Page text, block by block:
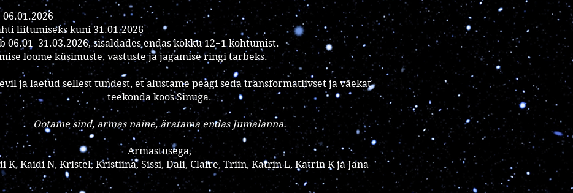
liitumiseks kuni 31.01.2026
06.01–31.03.2026, sisaldades endas kokku 12+1 kohtumist.
loome küsimuste, vastuste ja jagamise ringi tarbeks.
ja laetud sellest tundest, et alustame peagi seda transformatiivset ja väekat
teekonda koos Sinuga.
Ootame sind, armas naine, äratama endas Jumalanna.
Armastusega,
K, Kaidi N, Kristel, Kristiina, Sissi, Dali, Claire, Triin, Katrin L, Katrin K ja Jana